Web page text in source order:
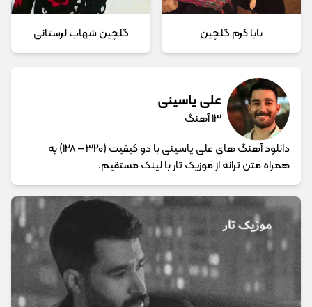
بابا کرم گلچین گلچین شهاب لرستانی
علی یاسینی
13 آهنگ
دانلود آهنگ های علی یاسینی با دو کیفیت (320 – 128) به
همراه متن ترانه از موزیک تار با لینک مستقیم.